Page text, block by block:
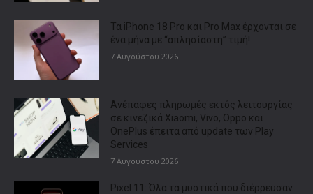
Τα iPhone 18 Pro και Pro Max έρχονται σε
ένα μήνα με “απλησίαστη” τιμή!
7 Αυγούστου 2026
Ανέπαφες πληρωμές εκτός λειτουργίας
σε κινεζικά Xiaomi, Vivo, Oppo και
OnePlus έπειτα από update των Play
Services
7 Αυγούστου 2026
Pixel 11: Όλα τα μυστικά που διέρρευσαν